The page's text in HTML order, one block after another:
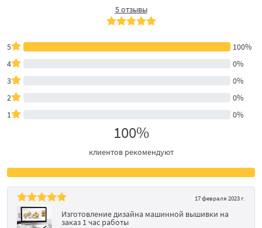
5 отзывы
5
100%
4
0%
3
0%
2
0%
1
0%
100%
клиентов рекомендуют
17 февраля 2023 г.
Изготовление дизайна машинной вышивки на
заказ 1 час работы